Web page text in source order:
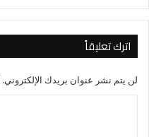
اترك تعليقاً
لن يتم نشر عنوان بريدك الإلكتروني.